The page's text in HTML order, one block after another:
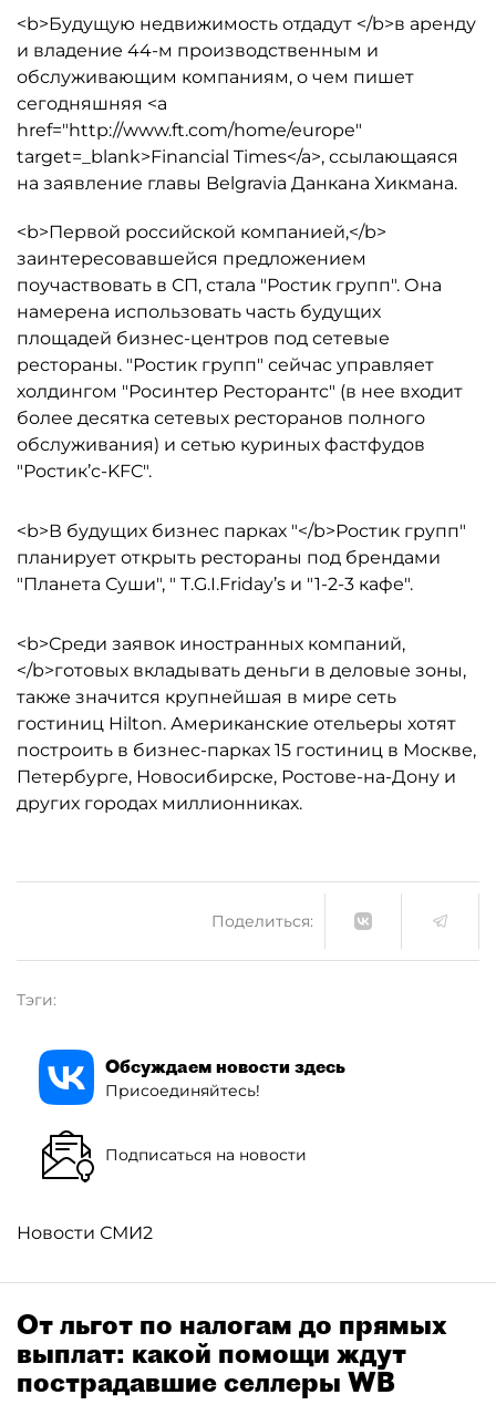
<b>Будущую недвижимость отдадут </b>в аренду
и владение 44-м производственным и
обслуживающим компаниям, о чем пишет
сегодняшняя <a
href="http://www.ft.com/home/europe"
target=_blank>Financial Times</a>, ссылающаяся
на заявление главы Belgravia Данкана Хикмана.
<b>Первой российской компанией,</b>
заинтересовавшейся предложением
поучаствовать в СП, стала "Ростик групп". Она
намерена использовать часть будущих
площадей бизнес-центров под сетевые
рестораны. "Ростик групп" сейчас управляет
холдингом "Росинтер Ресторантс" (в нее входит
более десятка сетевых ресторанов полного
обслуживания) и сетью куриных фастфудов
"Ростик’с-KFC".
<b>В будущих бизнес парках "</b>Ростик групп"
планирует открыть рестораны под брендами
"Планета Суши", " T.G.I.Friday’s и "1-2-3 кафе".
<b>Среди заявок иностранных компаний,
</b>готовых вкладывать деньги в деловые зоны,
также значится крупнейшая в мире сеть
гостиниц Hilton. Американские отельеры хотят
построить в бизнес-парках 15 гостиниц в Москве,
Петербурге, Новосибирске, Ростове-на-Дону и
других городах миллионниках.
Поделиться:
Тэги:
Обсуждаем новости здесь
Присоединяйтесь!
Подписаться на новости
Новости СМИ2
От льгот по налогам до прямых
выплат: какой помощи ждут
пострадавшие селлеры WB